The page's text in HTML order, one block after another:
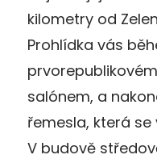
kilometry od
Prohlídka vás
salónem, a
řemesla, která
V budově